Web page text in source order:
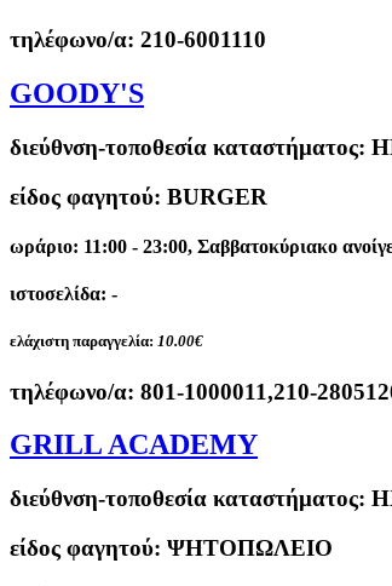
τηλέφωνο/α: 210-6001110
GOODY'S
διεύθνση-τοποθεσία καταστήματος:
είδος φαγητού: BURGER
ωράριο: 11:00 - 23:00, Σαββατοκύριακο
ιστοσελίδα: -
ελάχιστη παραγγελία: 10.00€
τηλέφωνο/α: 801-1000011,210-
GRILL ACADEMY
διεύθνση-τοποθεσία καταστήματος:
είδος φαγητού: ΨΗΤΟΠΩΛΕΙΟ